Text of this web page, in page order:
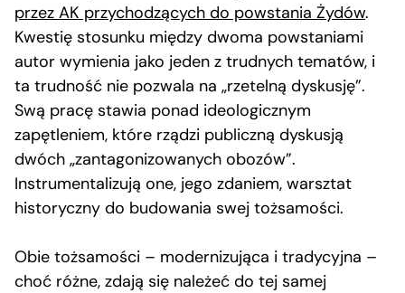
przez AK przychodzących do powstania Żydów.
Kwestię stosunku między dwoma powstaniami
autor wymienia jako jeden z trudnych tematów, i
ta trudność nie pozwala na „rzetelną dyskusję”.
Swą pracę stawia ponad ideologicznym
zapętleniem, które rządzi publiczną dyskusją
dwóch „zantagonizowanych obozów”.
Instrumentalizują one, jego zdaniem, warsztat
historyczny do budowania swej tożsamości.
Obie tożsamości – modernizująca i tradycyjna –
choć różne, zdają się należeć do tej samej